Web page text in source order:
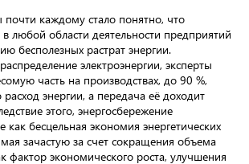
почти каждому стало понятно, что
любой области деятельности предприятий
бесполезных растрат энергии.
электроэнергии, эксперты
часть на производствах, до 90 %,
расход энергии, а передача её доходит
этого, энергосбережение
как бесцельная экономия энергетических
зачастую за счет сокращения объема
фактор экономического роста, улучшения